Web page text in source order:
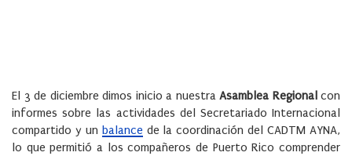
El 3 de diciembre dimos inicio a nuestra Asamblea Regionalcon
informes sobre las actividades del Secretariado Internacional
compartido y un balance de la coordinación del CADTM AYNA,
lo que permitió a los compañeros de Puerto Rico comprender